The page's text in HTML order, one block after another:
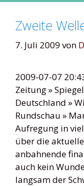
Zweite
7. Juli 2009 von
2009-07-07
Zeitung »
Deutschland »
Rundschau »
Aufregung in
über die
anbahnende
auch kein
langsam der